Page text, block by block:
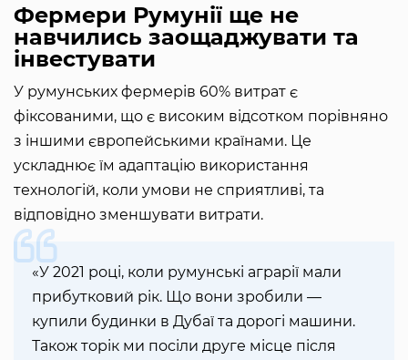
Фермери Румунії ще не
навчились заощаджувати та
інвестувати
У румунських фермерів 60% витрат є
фіксованими, що є високим відсотком порівняно
з іншими європейськими країнами. Це
ускладнює їм адаптацію використання
технологій, коли умови не сприятливі, та
відповідно зменшувати витрати.
«У 2021 році, коли румунські аграрії мали
прибутковий рік. Що вони зробили —
купили будинки в Дубаї та дорогі машини.
Також торік ми посіли друге місце після